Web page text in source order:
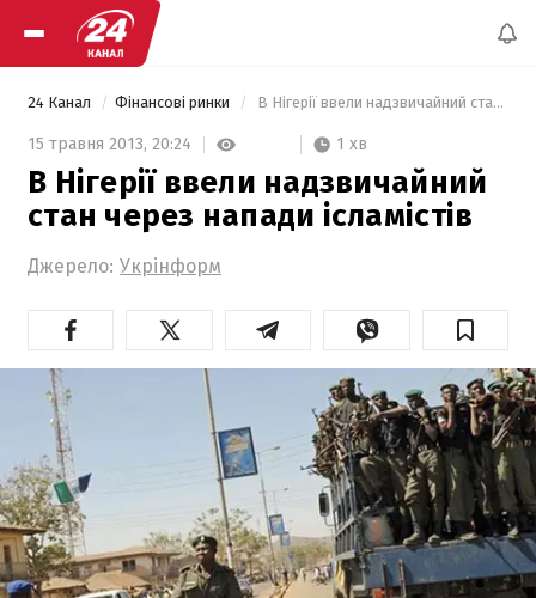
24 Канал Фінансові ринки В Нігерії ввели надзвичайний стан через напади ісламістів
15 травня 2013, 20:24 1 хв
В Нігерії ввели надзвичайний
стан через напади ісламістів
Джерело: Укрінформ